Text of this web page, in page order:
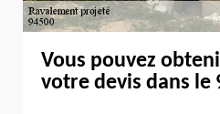
Vous pouvez
votre devis dans le